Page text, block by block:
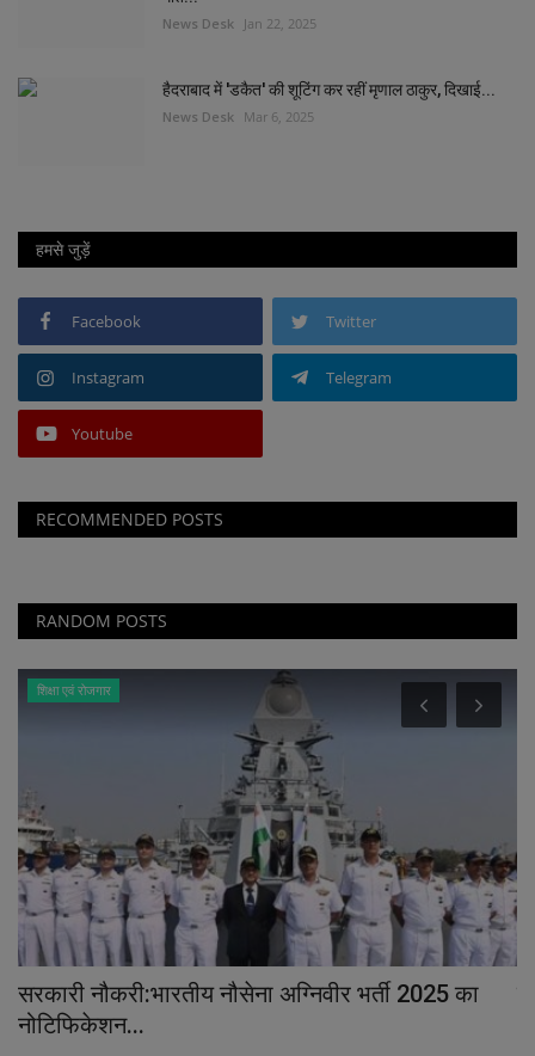
News Desk Jan 22, 2025
हैदराबाद में 'डकैत' की शूटिंग कर रहीं मृणाल ठाकुर, दिखाई...
News Desk Mar 6, 2025
हमसे जुड़ें
Facebook Twitter
Instagram Telegram
Youtube
RECOMMENDED POSTS
RANDOM POSTS
शिक्षा एवं रोजगार
सरकारी नौकरी:भारतीय नौसेना अग्निवीर भर्ती 2025 का
नोटिफिकेशन...